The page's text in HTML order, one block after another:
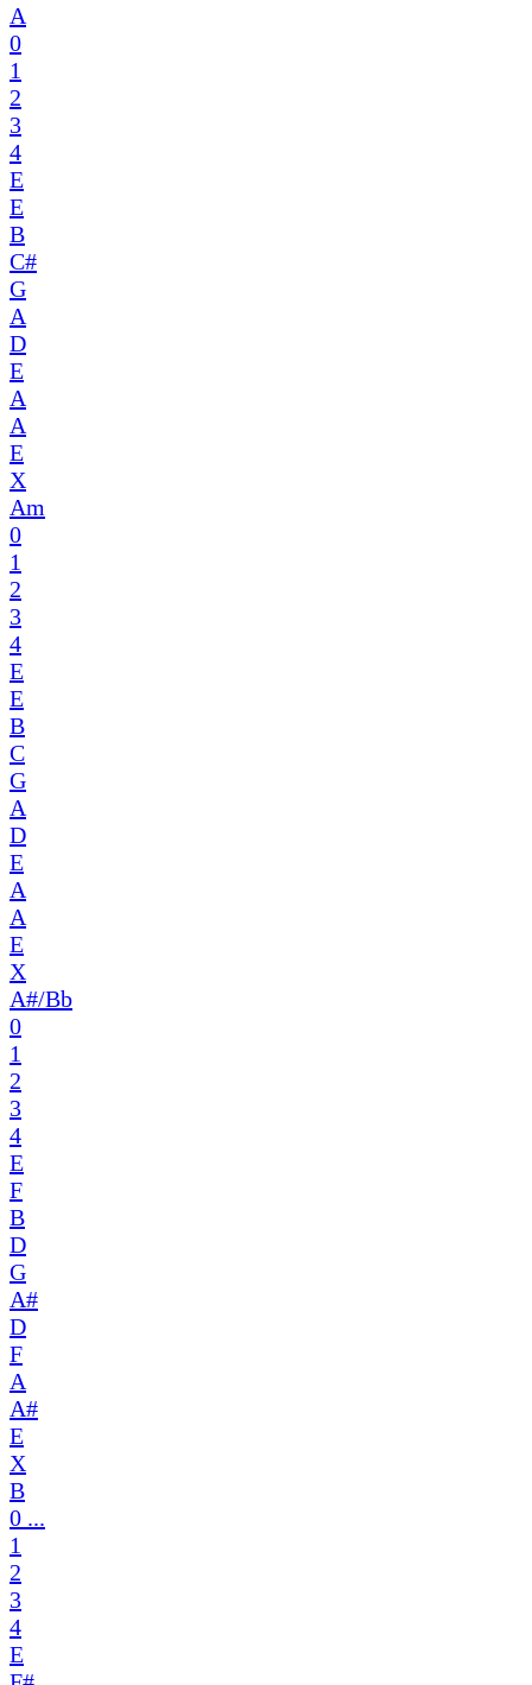
A
0
1
2
3
4
E
E
B
C#
G
A
D
E
A
A
E
X
Am
0
1
2
3
4
E
E
B
C
G
A
D
E
A
A
E
X
A#/Bb
0
1
2
3
4
E
F
B
D
G
A#
D
F
A
A#
E
X
B
0 ...
1
2
3
4
E